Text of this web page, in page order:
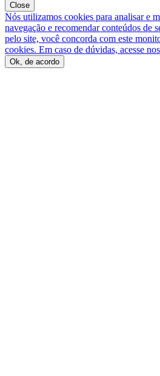
Close
Nós utilizamos cookies para analisar e
navegação e recomendar conteúdos de
pelo site, você concorda com este
cookies. Em caso de dúvidas, acesse
Ok, de acordo